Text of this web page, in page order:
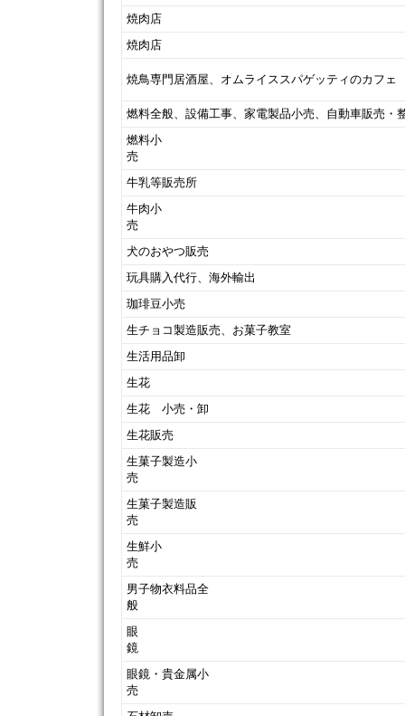
焼肉店
焼肉店
焼鳥専門居酒屋、オムライススパゲッティのカフェ
燃料全般、設備工事、家電製品小売、自動車販売・
燃料小
牛乳等販売所
牛肉小
犬のおやつ販売
玩具購入代行、海外輸出
珈琲豆小売
生チョコ製造販売、お菓子教室
生活用品卸
生花
生花 小売・卸
生花販売
生菓子製造小
生菓子製造販
生鮮小
男子物衣料品全
般
眼
眼鏡・貴金属小
売